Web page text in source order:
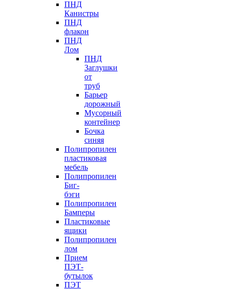
ПНД
Канистры
ПНД
флакон
ПНД
Лом
ПНД
Заглушки
от
труб
Барьер
дорожный
Мусорный
контейнер
Бочка
синяя
Полипропилен
пластиковая
мебель
Полипропилен
Биг-
бэги
Полипропилен
Бамперы
Пластиковые
ящики
Полипропилен
лом
Прием
ПЭТ-
бутылок
ПЭТ